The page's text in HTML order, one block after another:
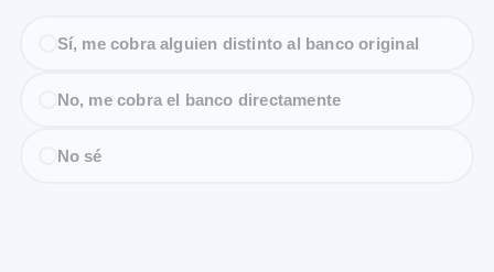
Sí, me cobra alguien distinto al banco original
No, me cobra el banco directamente
No sé